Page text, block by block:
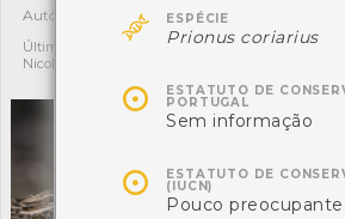
Autóctone
Última observação por:
Nicole Viana
Última
 ESPÉCIE
Prionus coriarius
 ESTATUTO DE
PORTUGAL
Sem informação
 ESTATUTO DE
(IUCN)
Pouco preocupante